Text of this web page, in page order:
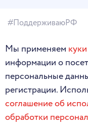
#ПоддерживаюРФ
Мы применяем куки
информации о
персональные
регистрации.
соглашение об
обработки